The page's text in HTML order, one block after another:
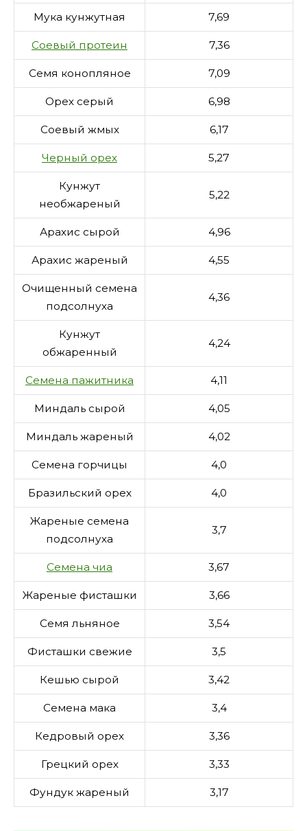
Мука кунжутная 7,69
Соевый протеин 7,36
Семя конопляное 7,09
Орех серый 6,98
Соевый жмых 6,17
Черный орех 5,27
Кунжут
необжареный
5,22
Арахис сырой 4,96
Арахис жареный 4,55
Очищенный семена
подсолнуха
4,36
Кунжут
обжаренный
4,24
Семена пажитника 4,11
Миндаль сырой 4,05
Миндаль жареный 4,02
Семена горчицы 4,0
Бразильский орех 4,0
Жареные семена
подсолнуха
3,7
Семена чиа 3,67
Жареные фисташки 3,66
Семя льняное 3,54
Фисташки свежие 3,5
Кешью сырой 3,42
Семена мака 3,4
Кедровый орех 3,36
Грецкий орех 3,33
Фундук жареный 3,17